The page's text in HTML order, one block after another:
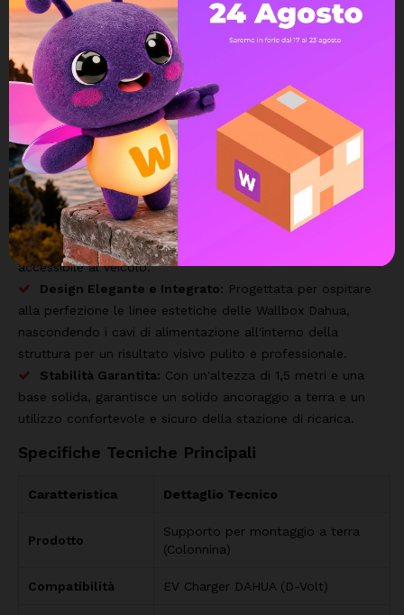
aperte.
Perché acquistare il supporto originale
Dahua?
Materiale Premium (Acciaio SGCC):
Realizzata in SGCC
acciaio zincato a caldo), la struttura offre un'eccezionale
resistenza alla corrosione, alla ruggine e alle intemperie. È
progettata per durare nel tempo anche se esposta
continuamente a pioggia, sole e salsedine.
Installazione Libera:Permette di posizionare l'EV
Charger esattamente dove ti serve, ottimizzando gli spazi di
parcheggio e rendendo il cavo di ricarica facilmente
accessibile al veicolo.
Design Elegante e Integrato: Progettata per ospitare
alla perfezione le linee estetiche delle Wallbox Dahua,
nascondendo i cavi di alimentazione all'interno della
struttura per un risultato visivo pulito e professionale.
Stabilità Garantita: Con un'altezza di 1,5 metri e una
base solida, garantisce un solido ancoraggio a terra e un
utilizzo confortevole e sicuro della stazione di ricarica.
Specifiche Tecniche Principali
Caratteristica Dettaglio Tecnico
Prodotto
Supporto per montaggio a terra
(Colonnina)
Compatibilità EV Charger DAHUA (D-Volt)